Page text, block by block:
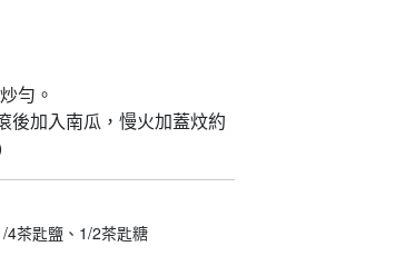
勻。
後加入南瓜，慢火加蓋炆約
4茶匙鹽、1/2茶匙糖